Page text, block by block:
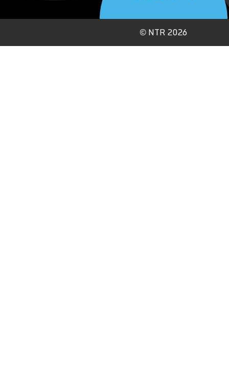
© NTR 2026